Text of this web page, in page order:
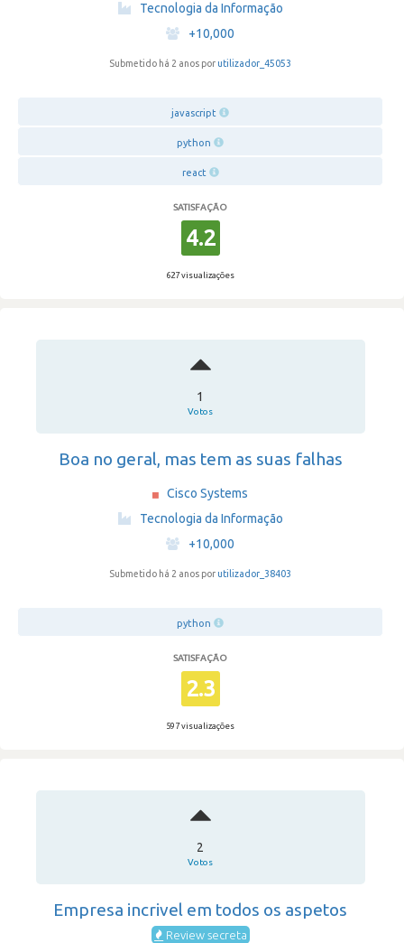
Tecnologia da Informação
·
+10,000
Submetido há 2 anos por utilizador_45053
javascript
python
react
SATISFAÇÃO
4.2
627 visualizações
1
Votos
Boa no geral, mas tem as suas falhas
Cisco Systems
Tecnologia da Informação
·
+10,000
Submetido há 2 anos por utilizador_38403
python
SATISFAÇÃO
2.3
597 visualizações
2
Votos
Empresa incrivel em todos os aspetos
Review secreta